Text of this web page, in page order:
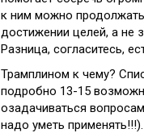
к ним можно
достижении целей, а не
Разница, согласитесь,
Трамплином к чему?
подробно 13-15
озадачиваться
надо уметь